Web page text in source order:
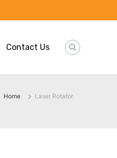
Contact Us
Home Laser Rotator